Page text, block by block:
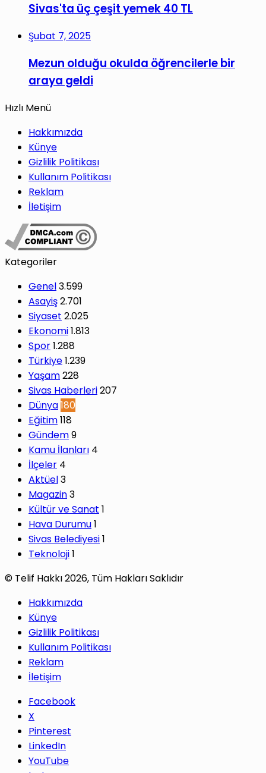
Sivas'ta üç çeşit yemek 40 TL
Şubat 7, 2025
Mezun olduğu okulda öğrencilerle bir
araya geldi
Hızlı Menü
Hakkımızda
Künye
Gizlilik Politikası
Kullanım Politikası
Reklam
İletişim
Kategoriler
Genel3.599
Asayiş2.701
Siyaset 2.025
Ekonomi1.813
Spor1.288
Türkiye1.239
Yaşam228
Sivas Haberleri207
Dünya180
Eğitim118
Gündem9
Kamu İlanları 4
İlçeler 4
Aktüel3
Magazin3
Kültür ve Sanat 1
Hava Durumu1
Sivas Belediyesi1
Teknoloji1
© Telif Hakkı 2026, Tüm Hakları Saklıdır
Hakkımızda
Künye
Gizlilik Politikası
Kullanım Politikası
Reklam
İletişim
Facebook
X
Pinterest
LinkedIn
YouTube